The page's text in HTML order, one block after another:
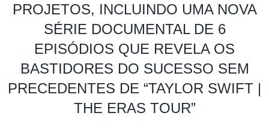
PROJETOS, INCLUINDO UMA NOVA
SÉRIE DOCUMENTAL DE 6
EPISÓDIOS QUE REVELA OS
BASTIDORES DO SUCESSO SEM
PRECEDENTES DE “TAYLOR SWIFT |
THE ERAS TOUR”